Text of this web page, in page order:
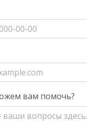
вам помочь?